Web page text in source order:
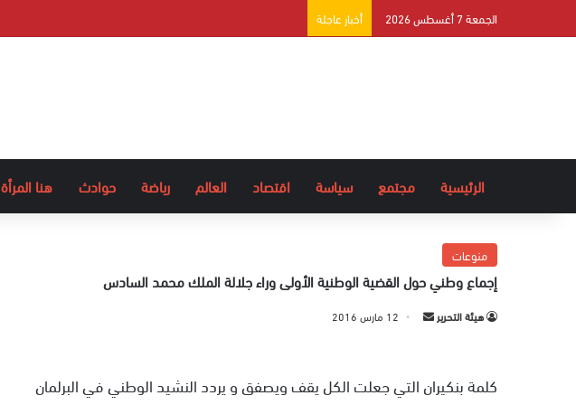
الجمعة 7 أغسطس 2026 أخبار عاجلة
الرئيسية مجتمع سياسة اقتصاد العالم رياضة حوادث هنا المرأة
منوعات
إجماع وطني حول القضية الوطنية الأولى وراء جلالة الملك محمد السادس
هيئة التحرير
ل
12 مارس 2016
كلمة بنكيران التي جعلت الكل يقف ويصفق و يردد النشيد الوطني في البرلمان